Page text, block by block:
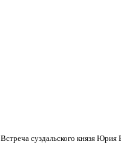
Встреча суздальского князя